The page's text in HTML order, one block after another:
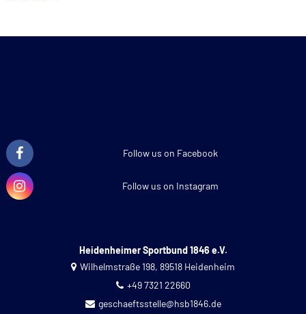
Follow us on Facebook
Follow us on Instagram
Heidenheimer Sportbund 1846 e.V.
Wilhelmstraße 198, 89518 Heidenheim
+49 7321 22660
geschaeftsstelle@hsb1846.de